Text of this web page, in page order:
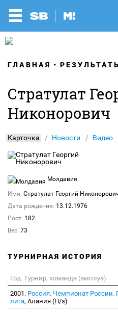
ГЛАВНАЯ
Стратулат
Никонорович
Карточка Новости Видео
Молдавия
Имя: Стратулат Георгий
Дата рождения: 13.12.1976
Рост: 182
Вес: 73
ТУРНИРНАЯ ИСТОРИЯ
Год. Турнир, команда (амплуа)
2001. Россия. Чемпионат России.
лига, Алания (П/з)